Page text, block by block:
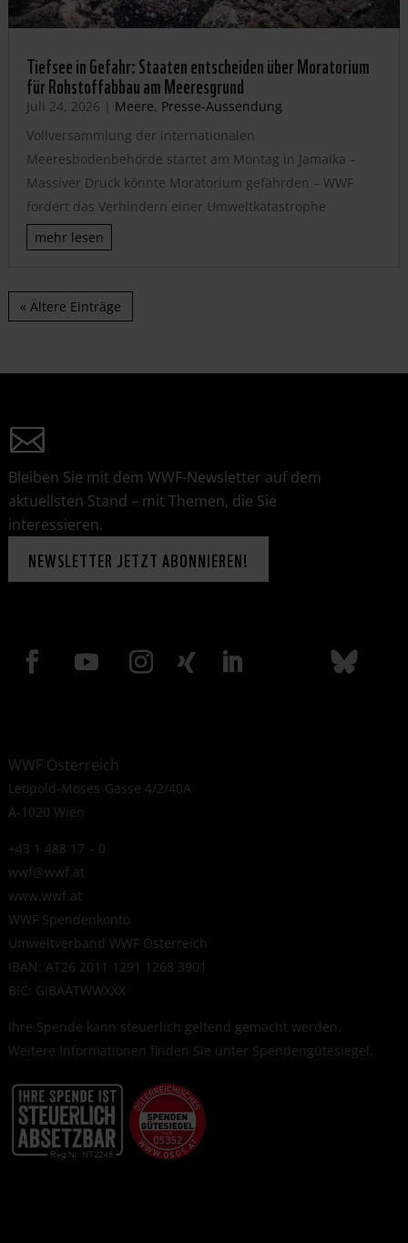
Tiefsee in Gefahr: Staaten entscheiden über Moratorium
für Rohstoffabbau am Meeresgrund
Juli 24, 2026 | Meere, Presse-Aussendung
Vollversammlung der internationalen
Meeresbodenbehörde startet am Montag in Jamaika –
Massiver Druck könnte Moratorium gefährden – WWF
fordert das Verhindern einer Umweltkatastrophe
mehr lesen
« Ältere Einträge
Bleiben Sie mit dem WWF-Newsletter auf dem
aktuellsten Stand – mit Themen, die Sie
interessieren.
NEWSLETTER JETZT ABONNIEREN!
WWF Österreich
Leopold-Moses-Gasse 4/2/40A
A-1020 Wien
+43 1 488 17 – 0
wwf@wwf.at
www.wwf.at
WWF Spendenkonto
Umweltverband WWF Österreich
IBAN: AT26 2011 1291 1268 3901
BIC: GIBAATWWXXX
Ihre Spende kann steuerlich geltend gemacht werden.
Weitere Informationen finden Sie unter Spendengütesiegel.